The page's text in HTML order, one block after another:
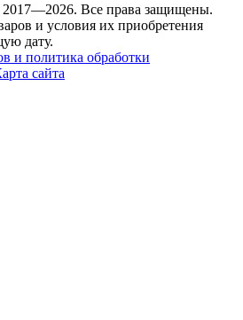
Все права защищены.
и условия их приобретения
дату.
и политика обработки
сайта